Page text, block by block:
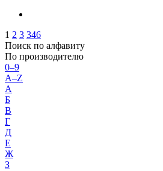
1 2 3 346
Поиск по алфавиту
По производителю
0–9
A–Z
А
Б
В
Г
Д
Е
Ж
З